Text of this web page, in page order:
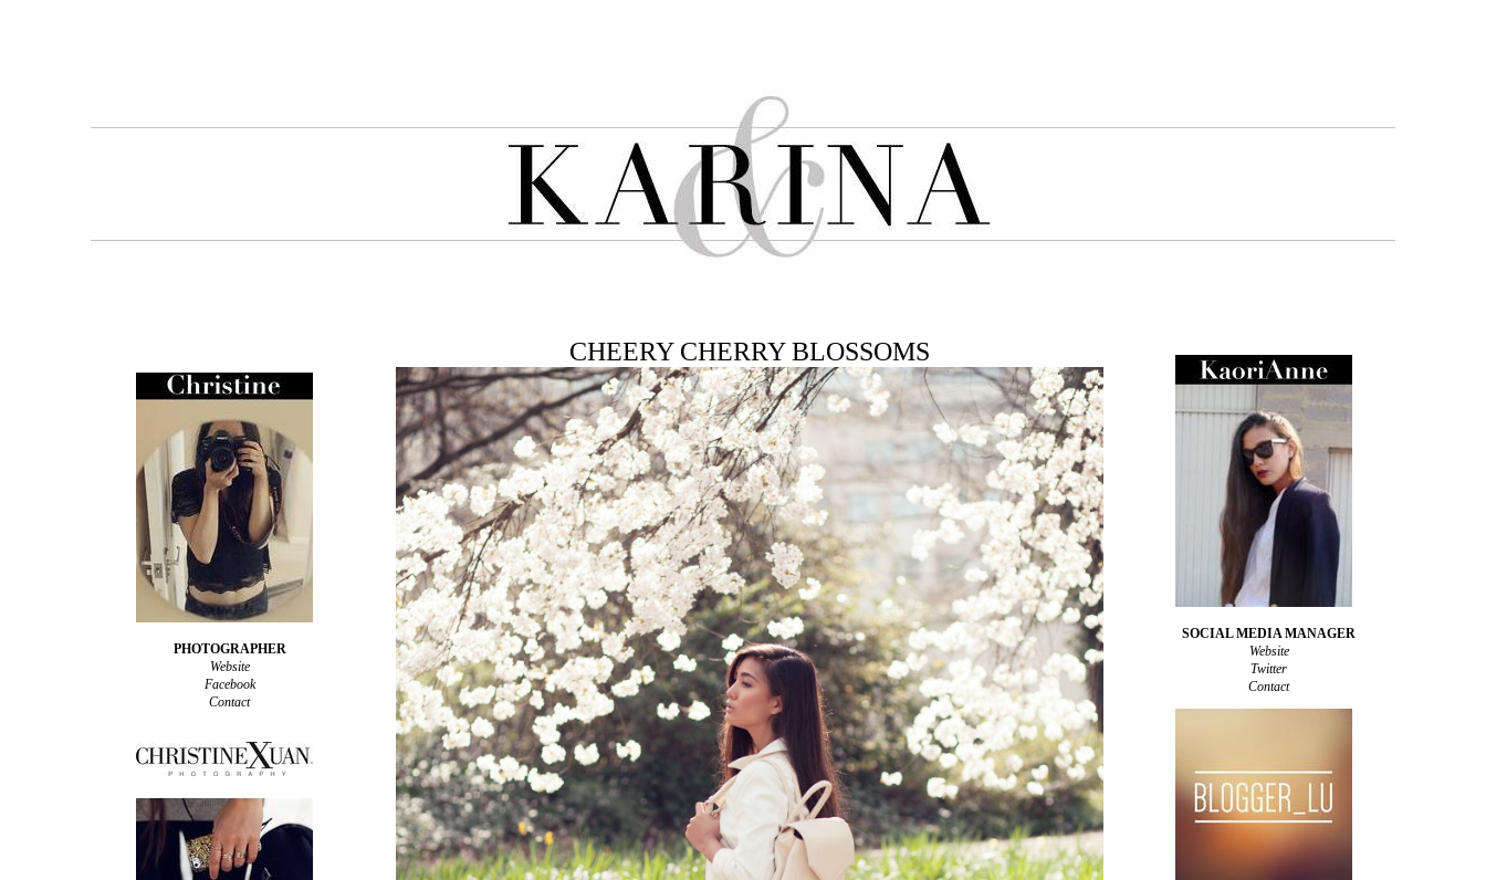
CHEERY CHERRY BLOSSOMS
PHOTOGRAPHER
Website
Facebook
Contact
SOCIAL MEDIA MANAGER
Website
Twitter
Contact